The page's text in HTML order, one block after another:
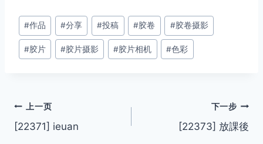
文
章
标
#作品 #分享 #投稿 #胶卷 #胶卷摄影
#胶片 #胶片摄影 #胶片相机 #色彩
文
章
上一页
[22371] ieuan
下一步
[22373] 放課後